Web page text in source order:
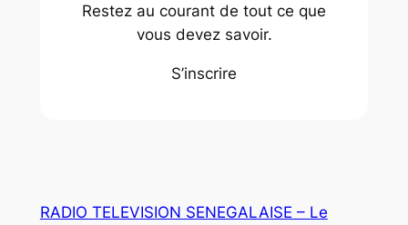
Restez au courant de tout ce que
vous devez savoir.
S’inscrire
RADIO TELEVISION SENEGALAISE – Le